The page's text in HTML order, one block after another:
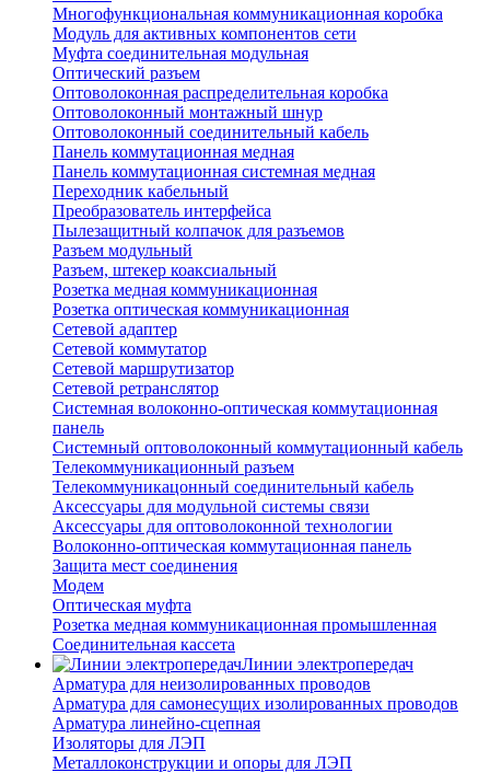
Многофункциональная коммуникационная коробка
Модуль для активных компонентов сети
Муфта соединительная модульная
Оптический разъем
Оптоволоконная распределительная коробка
Оптоволоконный монтажный шнур
Оптоволоконный соединительный кабель
Панель коммутационная медная
Панель коммутационная системная медная
Переходник кабельный
Преобразователь интерфейса
Пылезащитный колпачок для разъемов
Разъем модульный
Разъем, штекер коаксиальный
Розетка медная коммуникационная
Розетка оптическая коммуникационная
Сетевой адаптер
Сетевой коммутатор
Сетевой маршрутизатор
Сетевой ретранслятор
Системная волоконно-оптическая коммутационная
панель
Системный оптоволоконный коммутационный кабель
Телекоммуникационный разъем
Телекоммуникацонный соединительный кабель
Аксессуары для модульной системы связи
Аксессуары для оптоволоконной технологии
Волоконно-оптическая коммутационная панель
Защита мест соединения
Модем
Оптическая муфта
Розетка медная коммуникационная промышленная
Соединительная кассета
Линии электропередач
Арматура для неизолированных проводов
Арматура для самонесущих изолированных проводов
Арматура линейно-сцепная
Изоляторы для ЛЭП
Металлоконструкции и опоры для ЛЭП